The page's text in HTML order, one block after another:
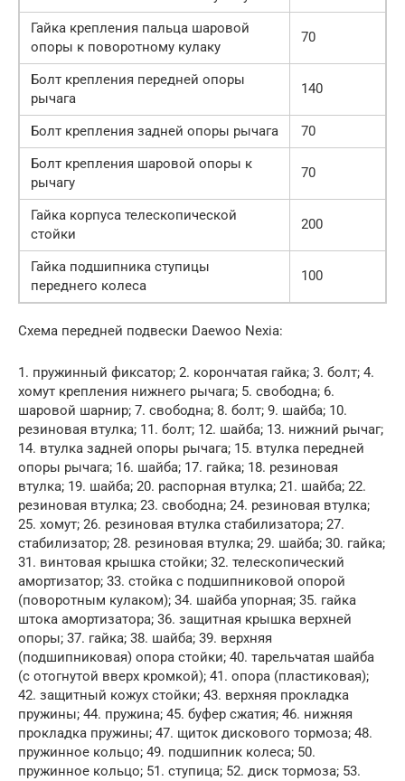
Гайка крепления пальца шаровой
опоры к поворотному кулаку
70
Болт крепления передней опоры
рычага
140
Болт крепления задней опоры рычага
70
Болт крепления шаровой опоры к
рычагу
70
Гайка корпуса телескопической
стойки
200
Гайка подшипника ступицы
переднего колеса
100
Схема передней подвески Daewoo Nexia:
1. пружинный фиксатор; 2. корончатая гайка; 3. болт; 4.
хомут крепления нижнего рычага; 5. свободна; 6.
шаровой шарнир; 7. свободна; 8. болт; 9. шайба; 10.
резиновая втулка; 11. болт; 12. шайба; 13. нижний рычаг;
14. втулка задней опоры рычага; 15. втулка передней
опоры рычага; 16. шайба; 17. гайка; 18. резиновая
втулка; 19. шайба; 20. распорная втулка; 21. шайба; 22.
резиновая втулка; 23. свободна; 24. резиновая втулка;
25. хомут; 26. резиновая втулка стабилизатора; 27.
стабилизатор; 28. резиновая втулка; 29. шайба; 30. гайка;
31. винтовая крышка стойки; 32. телескопический
амортизатор; 33. стойка с подшипниковой опорой
(поворотным кулаком); 34. шайба упорная; 35. гайка
штока амортизатора; 36. защитная крышка верхней
опоры; 37. гайка; 38. шайба; 39. верхняя
(подшипниковая) опора стойки; 40. тарельчатая шайба
(с отогнутой вверх кромкой); 41. опора (пластиковая);
42. защитный кожух стойки; 43. верхняя прокладка
пружины; 44. пружина; 45. буфер сжатия; 46. нижняя
прокладка пружины; 47. щиток дискового тормоза; 48.
пружинное кольцо; 49. подшипник колеса; 50.
пружинное кольцо; 51. ступица; 52. диск тормоза; 53.